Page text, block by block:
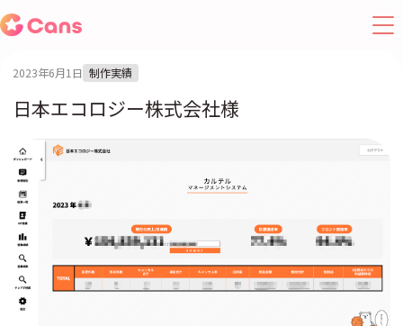
2023年6月1日 制作実績
日本エコロジー株式会社様